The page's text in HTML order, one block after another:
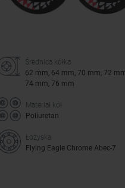
Średnica kółka
62 mm, 64 mm, 70 mm, 72
74 mm, 76 mm
Materiał kół
Poliuretan
Łożyska
Flying Eagle Chrome Abec-7